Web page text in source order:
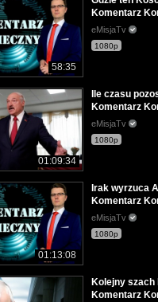
58:35
Komentarz
eMisjaTv
1080p
01:09:34
Ile czasu
Komentarz
eMisjaTv
1080p
01:13:08
Irak wyrzuca
Komentarz
eMisjaTv
1080p
Kolejny
Komentarz